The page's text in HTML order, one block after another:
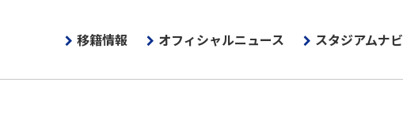
移籍情報 オフィシャルニュース スタジアムナビ